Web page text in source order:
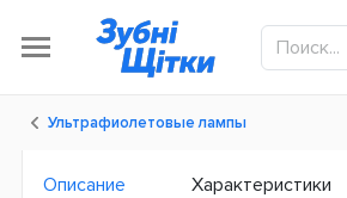
Ультрафиолетовые лампы
Описание Характеристики